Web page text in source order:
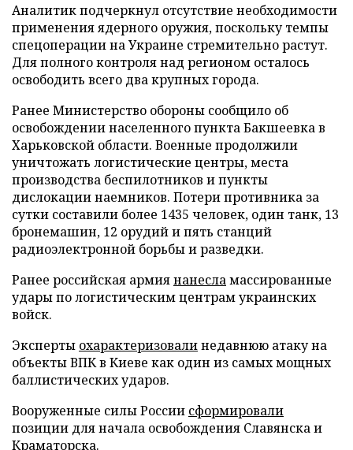
Аналитик подчеркнул отсутствие необходимости
применения ядерного оружия, поскольку темпы
спецоперации на Украине стремительно растут.
Для полного контроля над регионом осталось
освободить всего два крупных города.
Ранее Министерство обороны сообщило об
освобождении населенного пункта Бакшеевка в
Харьковской области. Военные продолжили
уничтожать логистические центры, места
производства беспилотников и пункты
дислокации наемников. Потери противника за
сутки составили более 1435 человек, один танк, 13
бронемашин, 12 орудий и пять станций
радиоэлектронной борьбы и разведки.
Ранее российская армиянанесламассированные
удары по логистическим центрам украинских
войск.
Эксперты охарактеризовалинедавнюю атаку на
объекты ВПК в Киеве как один из самых мощных
баллистических ударов.
Вооруженные силы России сформировали
позиции для начала освобождения Славянска и
Краматорска.